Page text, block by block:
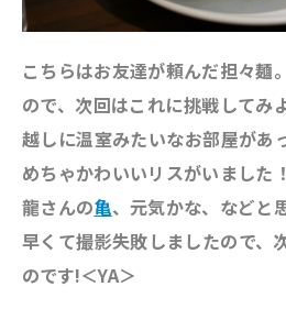
こちらはお友達が頼んだ担々麺
ので、次回はこれに挑戦してみ
越しに温室みたいなお部屋があ
めちゃかわいいリスがいました
龍さんの亀、元気かな、などと
早くて撮影失敗しましたので、
のです!＜YA＞